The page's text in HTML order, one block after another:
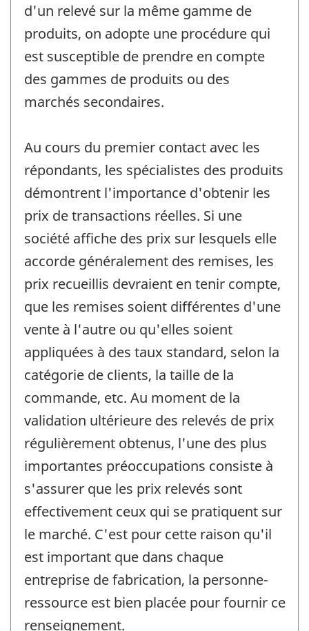
d'un relevé sur la même gamme de
produits, on adopte une procédure qui
est susceptible de prendre en compte
des gammes de produits ou des
marchés secondaires.
Au cours du premier contact avec les
répondants, les spécialistes des produits
démontrent l'importance d'obtenir les
prix de transactions réelles. Si une
société affiche des prix sur lesquels elle
accorde généralement des remises, les
prix recueillis devraient en tenir compte,
que les remises soient différentes d'une
vente à l'autre ou qu'elles soient
appliquées à des taux standard, selon la
catégorie de clients, la taille de la
commande, etc. Au moment de la
validation ultérieure des relevés de prix
régulièrement obtenus, l'une des plus
importantes préoccupations consiste à
s'assurer que les prix relevés sont
effectivement ceux qui se pratiquent sur
le marché. C'est pour cette raison qu'il
est important que dans chaque
entreprise de fabrication, la personne-
ressource est bien placée pour fournir ce
renseignement.